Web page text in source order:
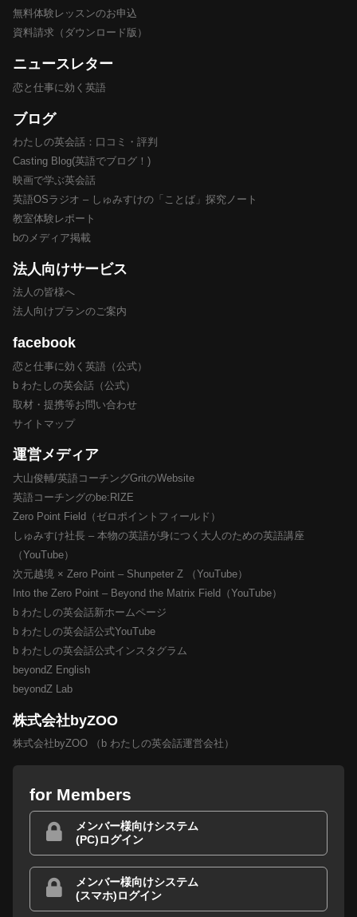
無料体験レッスンのお申込
資料請求（ダウンロード版）
ニュースレター
恋と仕事に効く英語
ブログ
わたしの英会話：口コミ・評判
Casting Blog(英語でブログ！)
映画で学ぶ英会話
英語OSラジオ – しゅみすけの「ことば」探究ノート
教室体験レポート
bのメディア掲載
法人向けサービス
法人の皆様へ
法人向けプランのご案内
facebook
恋と仕事に効く英語（公式）
b わたしの英会話（公式）
取材・提携等お問い合わせ
サイトマップ
運営メディア
大山俊輔/英語コーチングGritのWebsite
英語コーチングのbe:RIZE
Zero Point Field（ゼロポイントフィールド）
しゅみすけ社長 – 本物の英語が身につく大人のための英語講座
（YouTube）
次元越境 × Zero Point – Shunpeter Z （YouTube）
Into the Zero Point – Beyond the Matrix Field（YouTube）
b わたしの英会話新ホームページ
b わたしの英会話公式YouTube
b わたしの英会話公式インスタグラム
beyondZ English
beyondZ Lab
株式会社byZOO
株式会社byZOO （b わたしの英会話運営会社）
for Members
メンバー様向けシステム
(PC)ログイン
メンバー様向けシステム
(スマホ)ログイン